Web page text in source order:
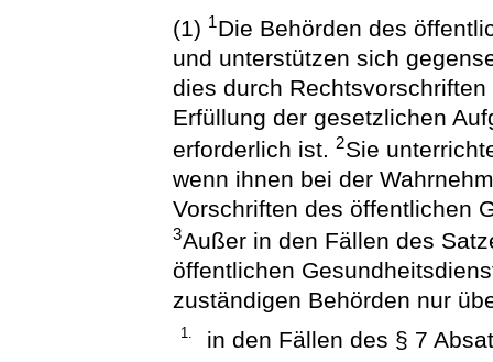
(1) 1Die Behörden des
und unterstützen sich
dies durch
Erfüllung der gesetzlichen
erforderlich ist.2Sie
wenn ihnen bei der
Vorschriften des öffentlichen
3Außer in den Fällen des
öffentlichen
zuständigen Behörden nur
1. in den Fällen des § 7